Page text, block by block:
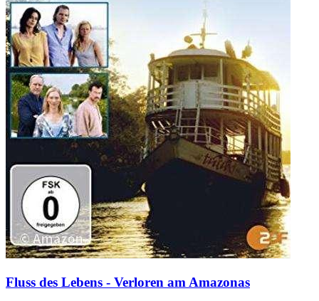
Fluss des Lebens - Verloren am Amazonas